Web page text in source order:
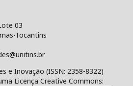
03
Tocantins
e Inovação (ISSN: 2358-8322)
Licença Creative Commons: